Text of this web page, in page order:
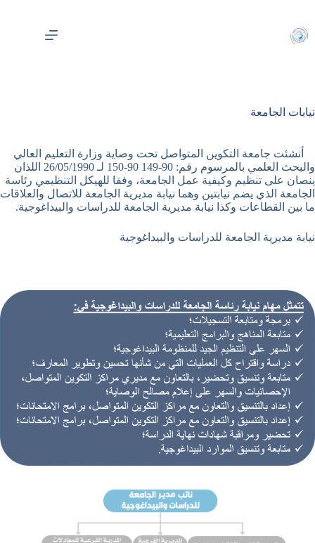
المحتوى
نيابات الجامعة
أنشئت جامعة التكوين المتواصل تحت وصاية وزارة التعليم العالي
والبحث العلمي بالمرسوم رقم: 90-149 90-150 لـ 26/05/1990 اللذان
ينصان على تنظيم وكيفية عمل الجامعة، وفقا للهيكل التنظيمي رئاسة
الجامعة الذي يضم نيابتين وهما نيابة مديرية الجامعة للاتصال والعلاقات
ما بين القطاعات وكذا نيابة مديرية الجامعة للدراسات والبيداغوجية.
نيابة مديرية الجامعة للدراسات والبيداغوجية